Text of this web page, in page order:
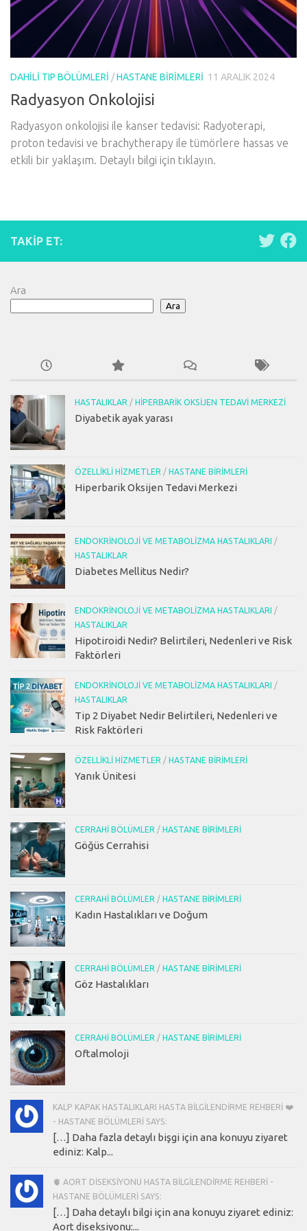
DAHILI TIP BÖLÜMLERI /HASTANE BIRIMLERI 11 ARALIK 2024
Radyasyon Onkolojisi
Radyasyon onkolojisi ile kanser tedavisi: Radyoterapi,
proton tedavisi ve brachytherapy ile tümörlere hassas ve
etkili bir yaklaşım. Detaylı bilgi için tıklayın.
TAKIP ET:
Ara
Ara
HASTALIKLAR / HIPERBARIK OKSIJEN TEDAVI MERKEZI
Diyabetik ayak yarası
ÖZELLIKLI HIZMETLER / HASTANE BIRIMLERI
Hiperbarik Oksijen Tedavi Merkezi
ENDOKRINOLOJI VE METABOLIZMA HASTALIKLARI
/
HASTALIKLAR
Diabetes Mellitus Nedir?
ENDOKRINOLOJI VE METABOLIZMA HASTALIKLARI
/
HASTALIKLAR
Hipotiroidi Nedir? Belirtileri, Nedenleri ve Risk
Faktörleri
ENDOKRINOLOJI VE METABOLIZMA HASTALIKLARI
/
HASTALIKLAR
Tip 2 Diyabet Nedir Belirtileri, Nedenleri ve
Risk Faktörleri
ÖZELLIKLI HIZMETLER / HASTANE BIRIMLERI
Yanık Ünitesi
CERRAHI BÖLÜMLER / HASTANE BIRIMLERI
Göğüs Cerrahisi
CERRAHI BÖLÜMLER / HASTANE BIRIMLERI
Kadın Hastalıkları ve Doğum
CERRAHI BÖLÜMLER / HASTANE BIRIMLERI
Göz Hastalıkları
CERRAHI BÖLÜMLER / HASTANE BIRIMLERI
Oftalmoloji
KALP KAPAK HASTALIKLARI HASTA BILGILENDIRME REHBERI ❤️
- HASTANE BÖLÜMLERI SAYS:
[…] Daha fazla detaylı bişgi için ana konuyu ziyaret
ediniz: Kalp...
🫀 AORT DISEKSIYONU HASTA BILGILENDIRME REHBERI -
HASTANE BÖLÜMLERI SAYS:
[…] Daha detaylı bilgi için ana konuyu ziyaret ediniz:
Aort diseksiyonu:...